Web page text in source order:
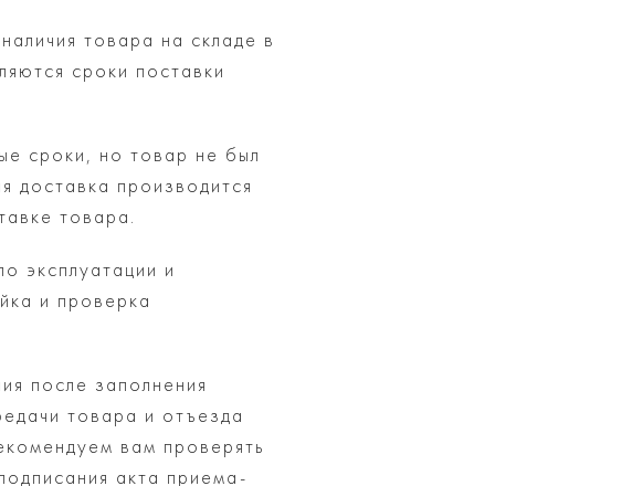
товара на складе в
сроки поставки
сроки, но товар не был
доставка производится
товара.
эксплуатации и
и проверка
после заполнения
товара и отъезда
вам проверять
акта приема-